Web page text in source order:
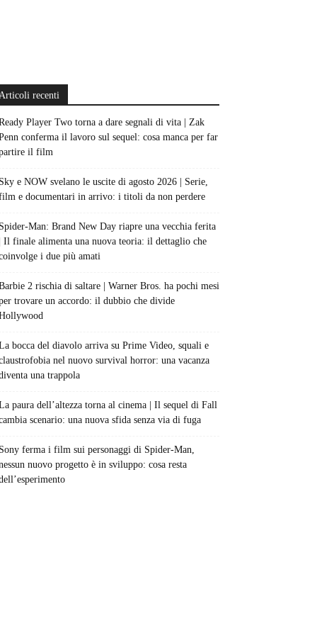
recenti
Player Two torna a dare segnali di vita | Zak
conferma il lavoro sul sequel: cosa manca per far
il film
Sky e NOW svelano le uscite di agosto 2026 | Serie,
e documentari in arrivo: i titoli da non perdere
Spider-Man: Brand New Day riapre una vecchia ferita
| Il finale alimenta una nuova teoria: il dettaglio che
i due più amati
2 rischia di saltare | Warner Bros. ha pochi mesi
trovare un accordo: il dubbio che divide
bocca del diavolo arriva su Prime Video, squali e
nel nuovo survival horror: una vacanza
una trappola
paura dell’altezza torna al cinema | Il sequel di Fall
scenario: una nuova sfida senza via di fuga
Sony ferma i film sui personaggi di Spider-Man,
nuovo progetto è in sviluppo: cosa resta